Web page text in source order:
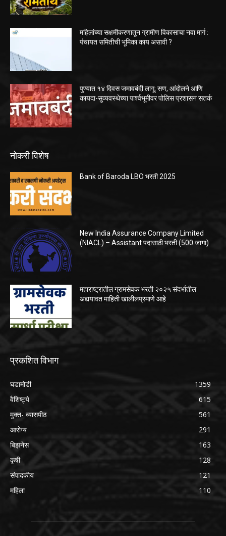
महिलांच्या सक्षमीकरणातून ग्रामीण विकासाचा नवा मार्ग :
पंचायत समितीची भूमिका काय असावी ?
पुण्यात १४ दिवस जमावबंदी लागू; सण, आंदोलने आणि
कायदा-सुव्यवस्थेच्या पार्श्वभूमीवर पोलिस प्रशासन सतर्क
नोकरी विशेष
Bank of Baroda LBO भरती 2025
New India Assurance Company Limited
(NIACL) – Assistant पदासाठी भरती (500 जागा)
महाराष्ट्रातील ग्रामसेवक भरती २०२५ संदर्भातील
अद्ययावत माहिती खालीलप्रमाणे आहे
प्रकशित विभाग
घडामोडी
1359
वैशिष्ट्ये
615
मुक्त- व्यासपीठ
561
आरोग्य
291
बिझनेस
163
कृषी
128
संपादकीय
121
महिला
110